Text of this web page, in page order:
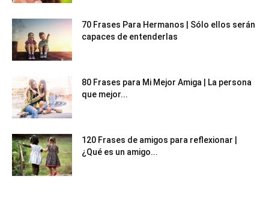
70 Frases Para Hermanos | Sólo ellos serán
capaces de entenderlas
80 Frases para Mi Mejor Amiga | La persona
que mejor...
120 Frases de amigos para reflexionar |
¿Qué es un amigo...